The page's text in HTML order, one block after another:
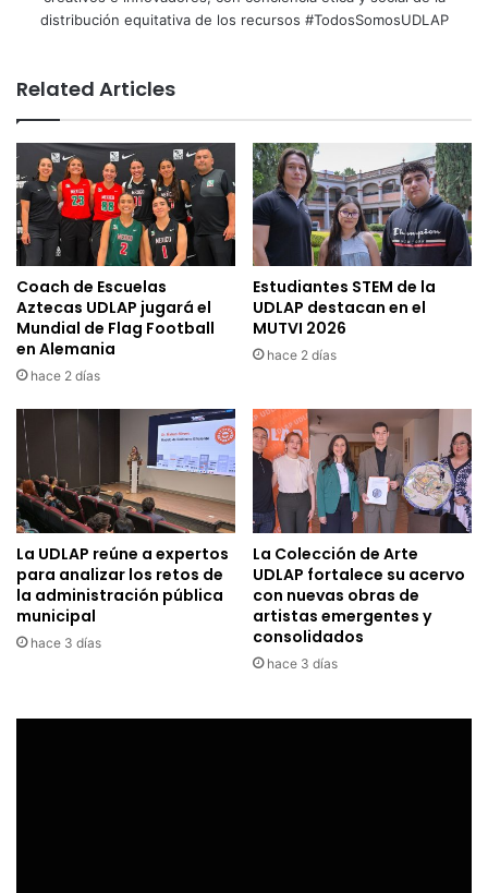
distribución equitativa de los recursos #TodosSomosUDLAP
Related Articles
Coach de Escuelas
Aztecas UDLAP jugará el
Mundial de Flag Football
en Alemania
hace 2 días
Estudiantes STEM de la
UDLAP destacan en el
MUTVI 2026
hace 2 días
La UDLAP reúne a expertos
para analizar los retos de
la administración pública
municipal
hace 3 días
La Colección de Arte
UDLAP fortalece su acervo
con nuevas obras de
artistas emergentes y
consolidados
hace 3 días